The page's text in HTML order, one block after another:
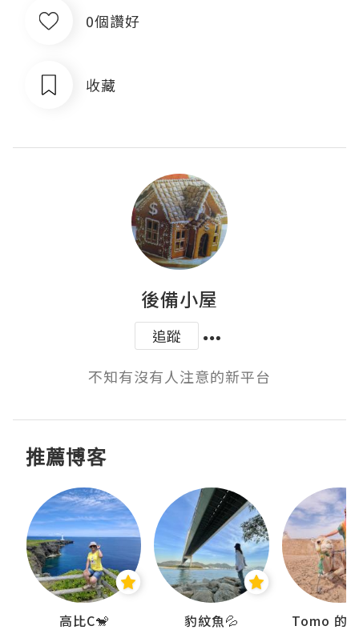
0個讚好
收藏
後備小屋
追蹤
不知有沒有人注意的新平台
推薦博客
高比C🐒 豹紋魚💦